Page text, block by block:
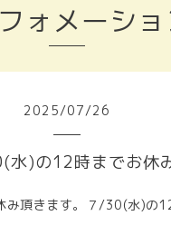
ォメーショ
2025/07/26
)の12時までお休み
頂きます。７/30(水)の12